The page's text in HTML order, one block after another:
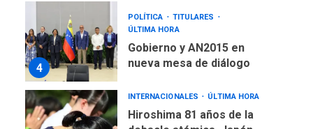
4
POLÍTICA
TITULARES
ÚLTIMA HORA
Gobierno y AN2015 en
nueva mesa de diálogo
INTERNACIONALES ÚLTIMA HORA
Hiroshima 81 años de la